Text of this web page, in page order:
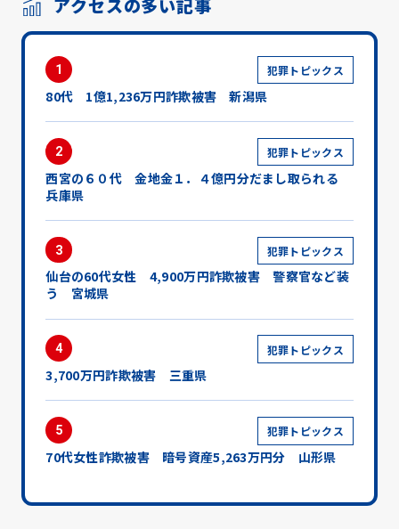
1 犯罪トピックス
80代 1億1,236万円詐欺被害 新潟県
2 犯罪トピックス
西宮の６０代 金地金１．４億円分だまし取られる
兵庫県
3 犯罪トピックス
仙台の60代女性 4,900万円詐欺被害 警察官など装
う 宮城県
4 犯罪トピックス
3,700万円詐欺被害 三重県
5 犯罪トピックス
70代女性詐欺被害 暗号資産5,263万円分 山形県